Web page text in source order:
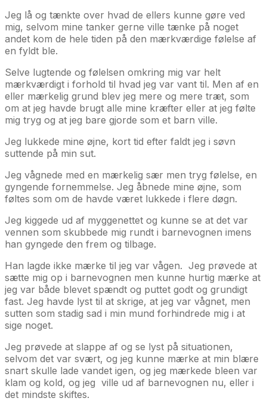
Jeg lå og tænkte over hvad de ellers kunne gøre ved
mig, selvom mine tanker gerne ville tænke på noget
andet kom de hele tiden på den mærkværdige følelse af
en fyldt ble.
Selve lugtende og følelsen omkring mig var helt
mærkværdigt i forhold til hvad jeg var vant til. Men af en
eller mærkelig grund blev jeg mere og mere træt, som
om at jeg havde brugt alle mine kræfter eller at jeg følte
mig tryg og at jeg bare gjorde som et barn ville.
Jeg lukkede mine øjne, kort tid efter faldt jeg i søvn
suttende på min sut.
Jeg vågnede med en mærkelig sær men tryg følelse, en
gyngende fornemmelse. Jeg åbnede mine øjne, som
føltes som om de havde været lukkede i flere døgn.
Jeg kiggede ud af myggenettet og kunne se at det var
vennen som skubbede mig rundt i barnevognen imens
han gyngede den frem og tilbage.
Han lagde ikke mærke til jeg var vågen. Jeg prøvede at
sætte mig op i barnevognen men kunne hurtig mærke at
jeg var både blevet spændt og puttet godt og grundigt
fast. Jeg havde lyst til at skrige, at jeg var vågnet, men
sutten som stadig sad i min mund forhindrede mig i at
sige noget.
Jeg prøvede at slappe af og se lyst på situationen,
selvom det var svært, og jeg kunne mærke at min blære
snart skulle lade vandet igen, og jeg mærkede bleen var
klam og kold, og jeg ville ud af barnevognen nu, eller i
det mindste skiftes.